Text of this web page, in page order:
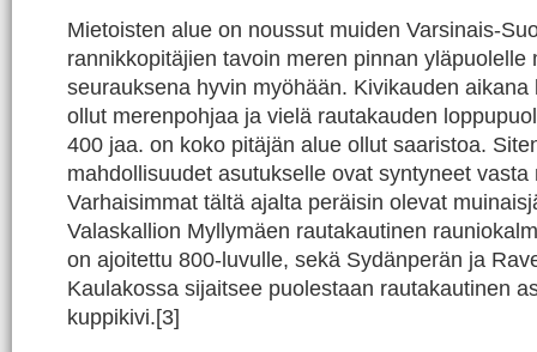
Mietoisten alue on noussut muiden Varsinais-
rannikkopitäjien tavoin meren pinnan yläpuolelle
seurauksena hyvin myöhään. Kivikauden aikana
ollut merenpohjaa ja vielä rautakauden
400 jaa. on koko pitäjän alue ollut saaristoa.
mahdollisuudet asutukselle ovat syntyneet vasta
Varhaisimmat tältä ajalta peräisin olevat
Valaskallion Myllymäen rautakautinen
on ajoitettu 800-luvulle, sekä Sydänperän ja
Kaulakossa sijaitsee puolestaan rautakautinen
kuppikivi.[3]